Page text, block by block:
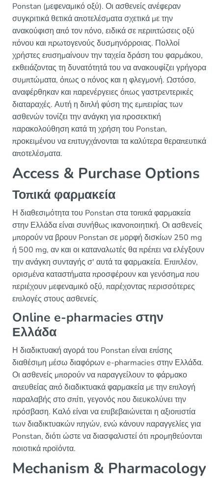
Ponstan (μεφεναμικό οξύ). Οι ασθενείς ανέφεραν
συγκριτικά θετικά αποτελέσματα σχετικά με την
ανακούφιση από τον πόνο, ειδικά σε περιπτώσεις οξύ
πόνου και πρωτογενούς δυσμηνόρροιας. Πολλοί
χρήστες επισημαίνουν την ταχεία δράση του φαρμάκου,
εκθειάζοντας τη δυνατότητά του να ανακουφίζει γρήγορα
συμπτώματα, όπως ο πόνος και η φλεγμονή. Ωστόσο,
αναφέρθηκαν και παρενέργειες όπως γαστρεντερικές
διαταραχές. Αυτή η διπλή φύση της εμπειρίας των
ασθενών τονίζει την ανάγκη για προσεκτική
παρακολούθηση κατά τη χρήση του Ponstan,
προκειμένου να επιτυγχάνονται τα καλύτερα θεραπευτικά
αποτελέσματα.
Access & Purchase Options
Τοπικά φαρμακεία
Η διαθεσιμότητα του Ponstan στα τοπικά φαρμακεία
στην Ελλάδα είναι συνήθως ικανοποιητική. Οι ασθενείς
μπορούν να βρουν Ponstan σε μορφή δισκίων 250 mg
ή 500 mg, αν και οι καταναλωτές θα πρέπει να ελέγξουν
την ανάγκη συνταγής σ' αυτά τα φαρμακεία. Επιπλέον,
ορισμένα καταστήματα προσφέρουν και γενόσημα που
περιέχουν μεφεναμικό οξύ, παρέχοντας περισσότερες
επιλογές στους ασθενείς.
Online e-pharmacies στην
Ελλάδα
Η διαδικτυακή αγορά του Ponstan είναι επίσης
διαθέσιμη μέσω διαφόρων e-pharmacies στην Ελλάδα.
Οι ασθενείς μπορούν να παραγγείλουν το φάρμακο
απευθείας από διαδικτυακά φαρμακεία με την επιλογή
παραλαβής στο σπίτι, γεγονός που διευκολύνει την
πρόσβαση. Καλό είναι να επιβεβαιώνεται η αξιοπιστία
των διαδικτυακών πηγών, ενώ κάνουν παραγγελίες για
Ponstan, διότι ώστε να διασφαλιστεί ότι προμηθεύονται
ποιοτικά προϊόντα.
Mechanism & Pharmacology